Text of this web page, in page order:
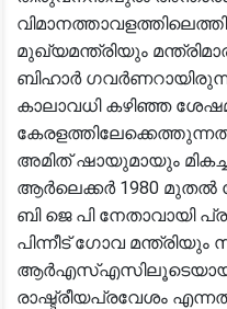
മുഖ്യമന്ത്രിയും
ബിഹാര്‍
കാലാവധി കഴിഞ്ഞ
അമിത് ഷായുമായും
ആര്‍ലെക്കര്‍ 1980
ബി ജെ പി നേതാവായി
പിന്നീട് ഗോവ മന്ത്രിയും
രാഷ്ട്രീയപ്രവേശം